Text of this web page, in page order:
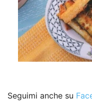
Seguimi anche su